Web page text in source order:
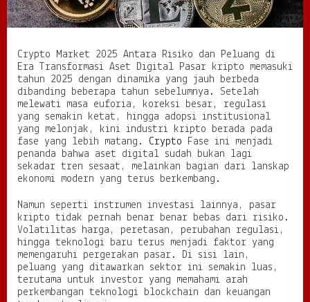
a
R
s
i
k
o
d
a
n
P
e
l
u
a
g
d
i
E
r
a
T
r
Crypto Market 2025 Antara Risiko dan Peluang di
Era Transformasi Aset Digital Pasar kripto memasuki
tahun 2025 dengan dinamika yang jauh berbeda
dibanding beberapa tahun sebelumnya. Setelah
melewati masa euforia, koreksi besar, regulasi
yang semakin ketat, hingga adopsi institusional
yang melonjak, kini industri kripto berada pada
fase yang lebih matang. Crypto Fase ini menjadi
penanda bahwa aset digital sudah bukan lagi
sekadar tren sesaat, melainkan bagian dari lanskap
ekonomi modern yang terus berkembang.
Namun seperti instrumen investasi lainnya, pasar
kripto tidak pernah benar benar bebas dari risiko.
Volatilitas harga, peretasan, perubahan regulasi,
hingga teknologi baru terus menjadi faktor yang
memengaruhi pergerakan pasar. Di sisi lain,
peluang yang ditawarkan sektor ini semakin luas,
terutama untuk investor yang memahami arah
perkembangan teknologi blockchain dan keuangan